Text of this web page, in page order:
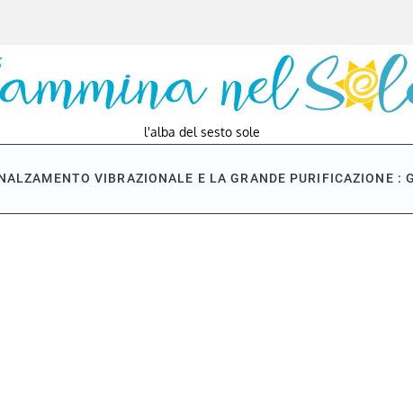
l'alba del sesto sole
VIBRAZIONALE E LA GRANDE PURIFICAZIONE :